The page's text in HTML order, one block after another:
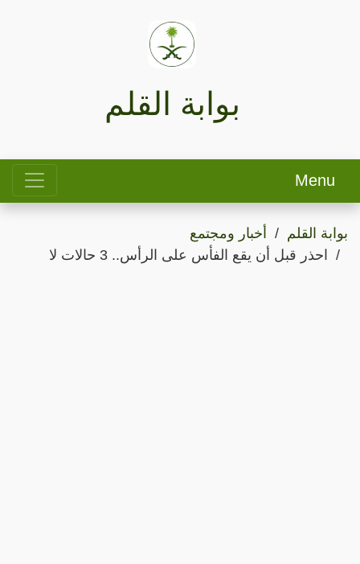
بوابة القلم
Menu
بوابة القلم
أخبار ومجتمع
احذر قبل أن يقع الفأس على الرأس.. 3 حالات لا